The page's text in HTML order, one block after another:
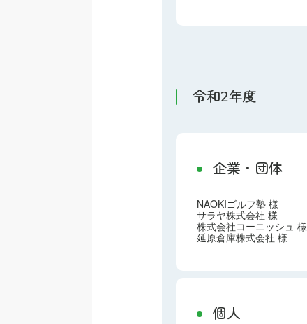
令和2年度
企業・団体
NAOKIゴルフ塾 様
サラヤ株式会社 様
株式会社コーニッシュ 様
延原倉庫株式会社 様
個人